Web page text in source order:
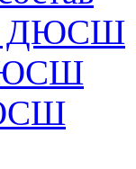
ДЮСШ